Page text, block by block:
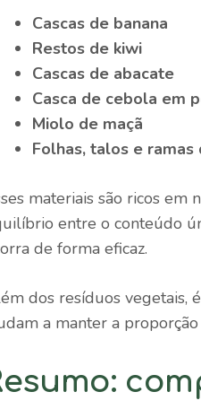
Cascas de banana
Restos de kiwi
Cascas de abacate
Casca de cebola em
Miolo de maçã
Folhas, talos e
materiais são ricos
entre o conteúdo
de forma eficaz.
dos resíduos vegetais,
a manter a